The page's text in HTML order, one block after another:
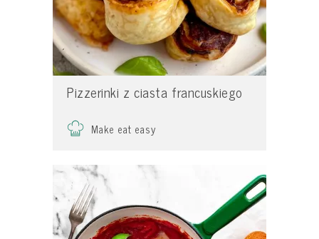
Pizzerinki z ciasta francuskiego
Make eat easy